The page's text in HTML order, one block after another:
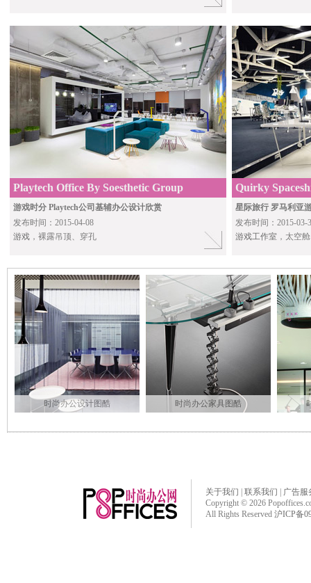
Playtech Office By Soesthetic Group
游戏时分 Playtech公司基辅办公设计欣赏
发布时间：2015-04-08
游戏 ，裸露吊顶、穿孔
Quirky
Ezzo Design
星际旅行 罗马利亚
发布时间：2015-03-
游戏工作室 ，太空舱
时尚办公设计图酷 时尚办公家具图酷